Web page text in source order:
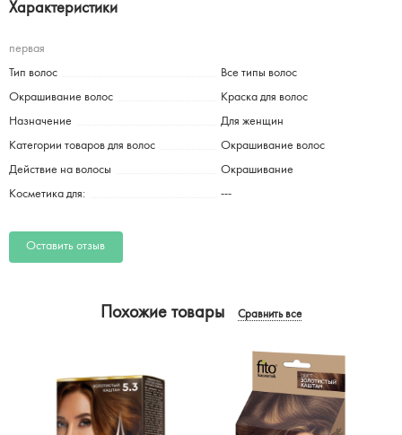
Характеристики
первая
Тип волос Все типы волос
Окрашивание волос Краска для волос
Назначение Для женщин
Категории товаров для волос Окрашивание волос
Действие на волосы Окрашивание
Косметика для: ---
Оставить отзыв
Похожие товары Сравнить все